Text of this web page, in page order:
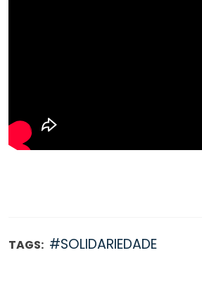
TAGS: #SOLIDARIEDADE